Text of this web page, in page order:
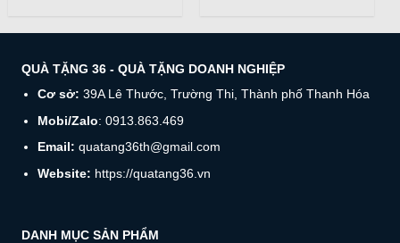
QUÀ TẶNG 36 - QUÀ TẶNG DOANH NGHIỆP
Cơ sở:39A Lê Thước, Trường Thi, Thành phố Thanh Hóa
Mobi/Zalo: 0913.863.469
Email: quatang36th@gmail.com
Website: https://quatang36.vn
DANH MỤC SẢN PHẨM